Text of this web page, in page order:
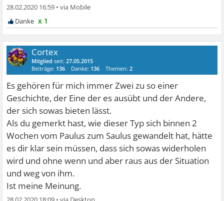
28.02.2020 16:59 •
x 1
Cortex
Mitglied seit:27.05.2015
Beiträge: 136 Danke: 136 Themen:2
Es gehören für mich immer Zwei zu so einer
Geschichte, der Eine der es ausübt und der Andere,
der sich sowas bieten lässt.
Als du gemerkt hast, wie dieser Typ sich binnen 2
Wochen vom Paulus zum Saulus gewandelt hat, hätte
es dir klar sein müssen, dass sich sowas widerholen
wird und ohne wenn und aber raus aus der Situation
und weg von ihm.
Ist meine Meinung.